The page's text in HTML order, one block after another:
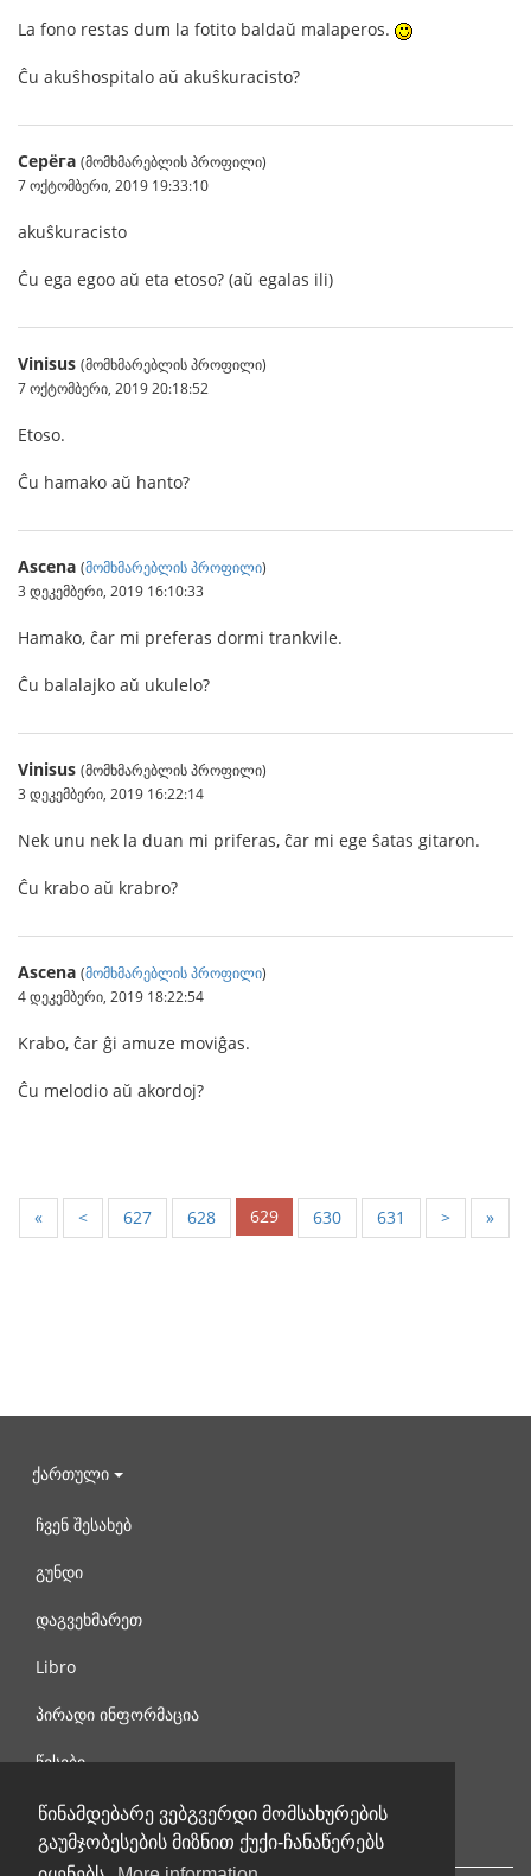
წინამდებარე ვებგვერდი მომსახურების
გაუმჯობესების მიზნით ქუქი-ჩანაწერებს
La fono restas dum la fotito baldaŭ malaperos.
Ĉu akuŝhospitalo aŭ akuŝkuracisto?
Серёга (მომხმარებლის პროფილი)
7 ოქტომბერი, 2019 19:33:10
akuŝkuracisto
Ĉu ega egoo aŭ eta etoso? (aŭ egalas ili)
Vinisus (მომხმარებლის პროფილი)
7 ოქტომბერი, 2019 20:18:52
Etoso.
Ĉu hamako aŭ hanto?
Ascena (მომხმარებლის პროფილი)
3 დეკემბერი, 2019 16:10:33
Hamako, ĉar mi preferas dormi trankvile.
Ĉu balalajko aŭ ukulelo?
Vinisus (მომხმარებლის პროფილი)
3 დეკემბერი, 2019 16:22:14
Nek unu nek la duan mi priferas, ĉar mi ege ŝatas gitaron.
Ĉu krabo aŭ krabro?
Ascena (მომხმარებლის პროფილი)
4 დეკემბერი, 2019 18:22:54
Krabo, ĉar ĝi amuze moviĝas.
Ĉu melodio aŭ akordoj?
« < 627 628 629 630 631 > »
ქართული
ჩვენ შესახებ
გუნდი
დაგვეხმარეთ
Libro
პირადი ინფორმაცია
წესები
დაგვიკავშირდით